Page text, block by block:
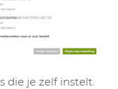
die je zelf instelt.